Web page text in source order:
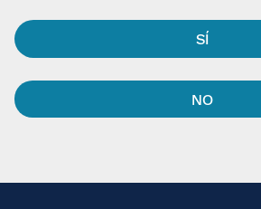
SÍ​​
NO​​